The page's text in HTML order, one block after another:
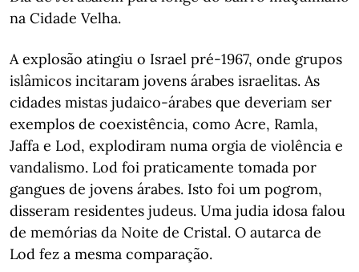
na Cidade Velha.
A explosão atingiu o Israel pré-1967, onde grupos
islâmicos incitaram jovens árabes israelitas. As
cidades mistas judaico-árabes que deveriam ser
exemplos de coexistência, como Acre, Ramla,
Jaffa e Lod, explodiram numa orgia de violência e
vandalismo. Lod foi praticamente tomada por
gangues de jovens árabes. Isto foi um pogrom,
disseram residentes judeus. Uma judia idosa falou
de memórias da Noite de Cristal. O autarca de
Lod fez a mesma comparação.